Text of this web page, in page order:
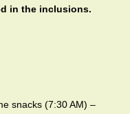
in the inclusions.
snacks (7:30 AM) –